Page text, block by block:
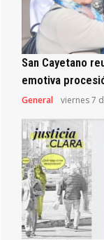
San Cayetano
emotiva
General viernes 7